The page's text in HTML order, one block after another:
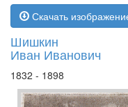
Скачать
Шишкин
Иван Иванович
1832 - 1898